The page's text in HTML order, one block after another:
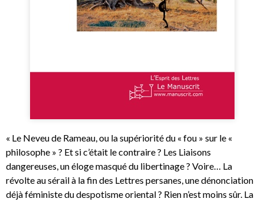
« Le Neveu de Rameau, ou la supériorité du « fou » sur le «
philosophe » ? Et si c’était le contraire ? Les Liaisons
dangereuses, un éloge masqué du libertinage ? Voire… La
révolte au sérail à la fin des Lettres persanes, une dénonciation
déjà féministe du despotisme oriental ? Rien n’est moins sûr. La